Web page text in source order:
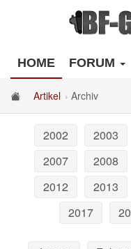
HOME FORUM
Artikel Archiv
2002 2003
2007
2008
2012
2013
2017